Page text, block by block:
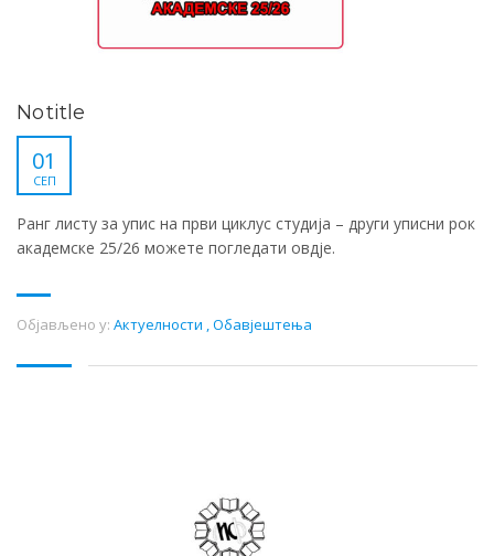
No title
01
СЕП
Ранг листу за упис на први циклус студија – други уписни рок
академске 25/26 можете погледати овдје.
Објављено у: Актуелности ,Обавјештења